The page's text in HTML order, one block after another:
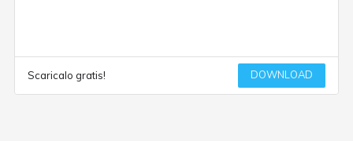
Scaricalo gratis! DOWNLOAD